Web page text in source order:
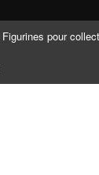
Figurines pour